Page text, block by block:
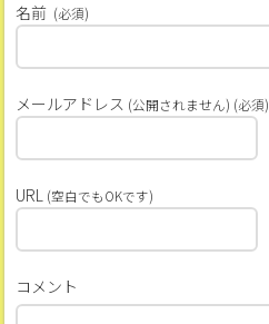
名前 (必須)
メールアドレス (公開されません) (必須)
URL (空白でもOKです)
コメント